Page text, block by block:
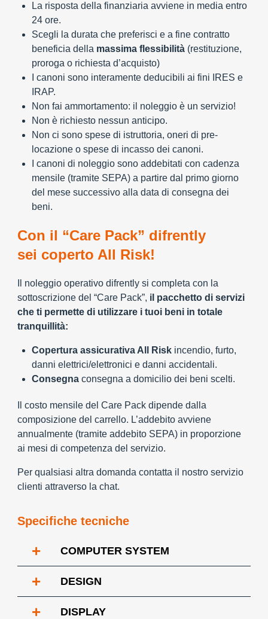
La risposta della finanziaria avviene in media entro
24 ore.
Scegli la durata che preferisci e a fine contratto
beneficia della massima flessibilità (restituzione,
proroga o richiesta d’acquisto)
I canoni sono interamente deducibili ai fini IRES e
IRAP.
Non fai ammortamento: il noleggio è un servizio!
Non è richiesto nessun anticipo.
Non ci sono spese di istruttoria, oneri di pre-
locazione o spese di incasso dei canoni.
I canoni di noleggio sono addebitati con cadenza
mensile (tramite SEPA) a partire dal primo giorno
del mese successivo alla data di consegna dei
beni.
Con il “Care Pack” difrently
sei coperto All Risk!
Il noleggio operativo difrently si completa con la
sottoscrizione del “Care Pack”, il pacchetto di servizi
che ti permette di utilizzare i tuoi beni in totale
tranquillità:
Copertura assicurativa All Risk incendio, furto,
danni elettrici/elettronici e danni accidentali.
Consegna consegna a domicilio dei beni scelti.
Il costo mensile del Care Pack dipende dalla
composizione del carrello. L’addebito avviene
annualmente (tramite addebito SEPA) in proporzione
ai mesi di competenza del servizio.
Per qualsiasi altra domanda contatta il nostro servizio
clienti attraverso la chat.
Specifiche tecniche
+ COMPUTER SYSTEM
+ DESIGN
+ DISPLAY